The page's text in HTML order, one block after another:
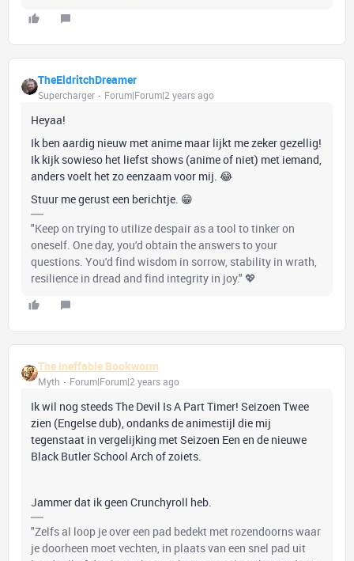
TheEldritchDreamer
Supercharger Forum|Forum|2 years ago
Heyaa!
Ik ben aardig nieuw met anime maar lijkt me zeker gezellig!
Ik kijk sowieso het liefst shows (anime of niet) met iemand,
anders voelt het zo eenzaam voor mij. 😂
Stuur me gerust een berichtje. 😁
"Keep on trying to utilize despair as a tool to tinker on
oneself. One day, you'd obtain the answers to your
questions. You'd find wisdom in sorrow, stability in wrath,
resilience in dread and find integrity in joy." 💖
The Ineffable Bookworm
Myth Forum|Forum|2 years ago
Ik wil nog steeds The Devil Is A Part Timer! Seizoen Twee
zien (Engelse dub), ondanks de animestijl die mij
tegenstaat in vergelijking met Seizoen Een en de nieuwe
Black Butler School Arch of zoiets.
Jammer dat ik geen Crunchyroll heb.
"Zelfs al loop je over een pad bedekt met rozendoorns waar
je doorheen moet vechten, in plaats van een snel pad uit